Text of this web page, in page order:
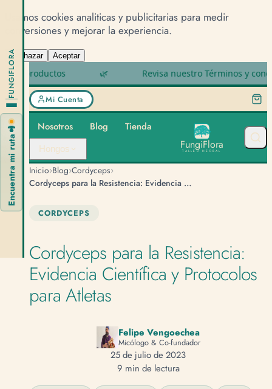
Usamos cookies analiticas y publicitarias para medir
conversiones y mejorar la experiencia.
Rechazar Aceptar
FUNGIFLORA
🍄
Encuentra mi ruta
🌿 Revisa nuestro Términos y condiciones
Mi Cuenta
Nosotros Blog Tienda
Hongos FungiFlora
TALLER HERBAL
Inicio›Blog›Cordyceps›
Cordyceps para la Resistencia: Evidencia Científica y Protocolos para Atletas
CORDYCEPS
Cordyceps para la Resistencia:
Evidencia Científica y Protocolos
para Atletas
Felipe Vengoechea
Micólogo & Co-fundador
25 de julio de 2023
9 min de lectura